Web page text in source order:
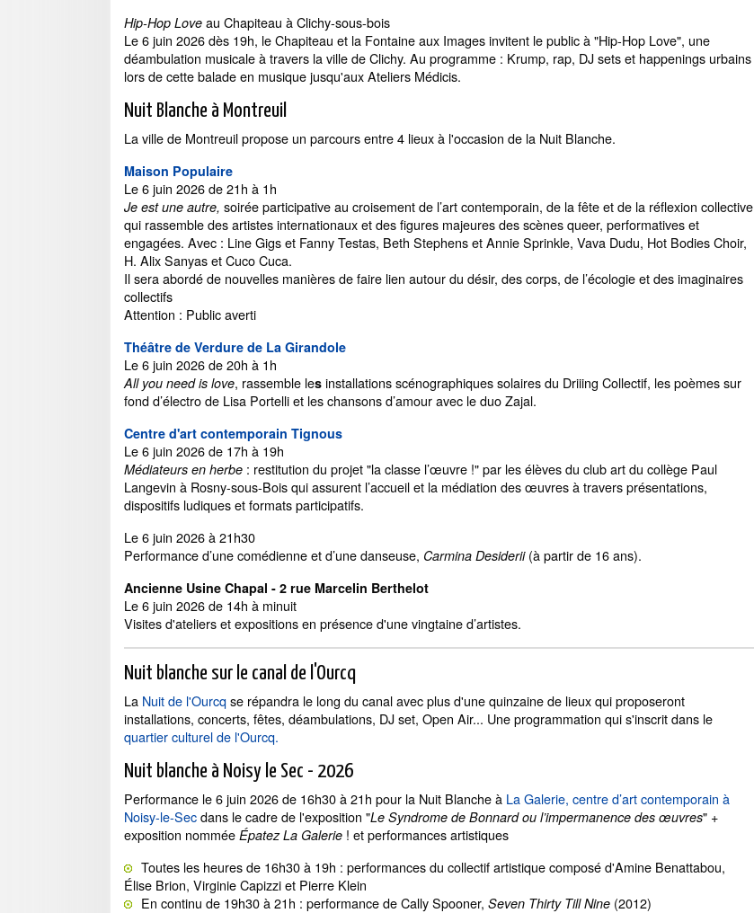
Hip-Hop Love au Chapiteau à Clichy-sous-bois
Le 6 juin 2026 dès 19h, le Chapiteau et la Fontaine aux Images invitent le public à "Hip-Hop Love", une
déambulation musicale à travers la ville de Clichy. Au programme : Krump, rap, DJ sets et happenings urbains
lors de cette balade en musique jusqu'aux Ateliers Médicis.
Nuit Blanche à Montreuil
La ville de Montreuil propose un parcours entre 4 lieux à l'occasion de la Nuit Blanche.
Maison Populaire
Le 6 juin 2026 de 21h à 1h
Je est une autre, soirée participative au croisement de l’art contemporain, de la fête et de la réflexion collective
qui rassemble des artistes internationaux et des figures majeures des scènes queer, performatives et
engagées. Avec : Line Gigs et Fanny Testas, Beth Stephens et Annie Sprinkle, Vava Dudu, Hot Bodies Choir,
H. Alix Sanyas et Cuco Cuca.
Il sera abordé de nouvelles manières de faire lien autour du désir, des corps, de l’écologie et des imaginaires
collectifs
Attention : Public averti
Théâtre de Verdure de La Girandole
Le 6 juin 2026 de 20h à 1h
All you need is love, rassemble les installations scénographiques solaires du Driiing Collectif, les poèmes sur
fond d’électro de Lisa Portelli et les chansons d’amour avec le duo Zajal.
Centre d'art contemporain Tignous
Le 6 juin 2026 de 17h à 19h
Médiateurs en herbe : restitution du projet "la classe l’œuvre !" par les élèves du club art du collège Paul
Langevin à Rosny-sous-Bois qui assurent l’accueil et la médiation des œuvres à travers présentations,
dispositifs ludiques et formats participatifs.
Le 6 juin 2026 à 21h30
Performance d’une comédienne et d’une danseuse, Carmina Desiderii (à partir de 16 ans).
Ancienne Usine Chapal - 2 rue Marcelin Berthelot
Le 6 juin 2026 de 14h à minuit
Visites d'ateliers et expositions en présence d'une vingtaine d’artistes.
Nuit blanche sur le canal de l'Ourcq
La Nuit de l'Ourcqse répandra le long du canal avec plus d'une quinzaine de lieux qui proposeront
installations, concerts, fêtes, déambulations, DJ set, Open Air... Une programmation qui s'inscrit dans le
quartier culturel de l'Ourcq.
Nuit blanche à Noisy le Sec - 2026
Performance le 6 juin 2026 de 16h30 à 21h pour la Nuit Blanche à La Galerie, centre d’art contemporain à
Noisy-le-Secdans le cadre de l'exposition "Le Syndrome de Bonnard ou l’impermanence des œuvres" +
exposition nommée Épatez La Galerie ! et performances artistiques
Toutes les heures de 16h30 à 19h : performances du collectif artistique composé d'Amine Benattabou,
Élise Brion, Virginie Capizzi et Pierre Klein
En continu de 19h30 à 21h : performance de Cally Spooner, Seven Thirty Till Nine (2012)